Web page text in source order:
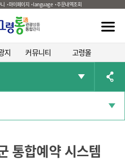
마이페이지 language 주문내역조회
지 커뮤니티 고령몰
통합예약 시스템